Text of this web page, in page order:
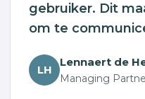
gebruiker. Dit
om te
LH
Lennaert de
Managing